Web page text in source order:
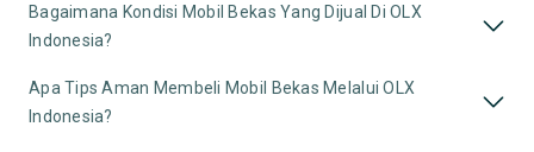
Bagaimana Kondisi Mobil Bekas Yang Dijual Di OLX
Indonesia?
Apa Tips Aman Membeli Mobil Bekas Melalui OLX
Indonesia?